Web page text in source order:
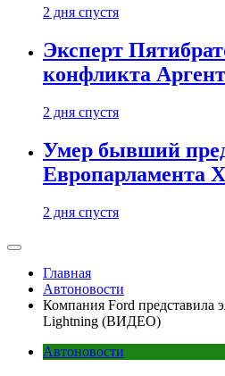
2 дня спустя
Эксперт
конфликта
2 дня спустя
Умер бывший
Европарламента
2 дня спустя
Главная
Автоновости
Компания Ford представила
Lightning (ВИДЕО)
Автоновости